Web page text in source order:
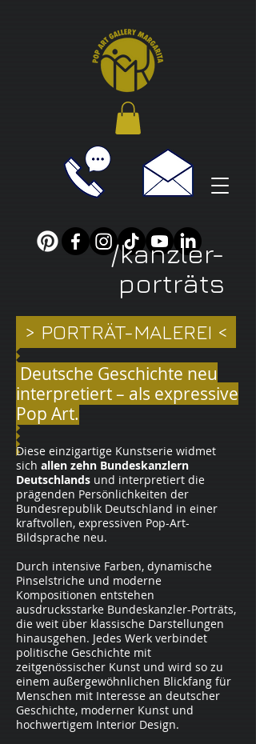
/kanzler-
porträts
> PORTRÄT-MALEREI <
Deutsche Geschichte neu
interpretiert – als expressive
Pop Art.
Diese einzigartige Kunstserie widmet
sich allen zehn Bundeskanzlern
Deutschlands und interpretiert die
prägenden Persönlichkeiten der
Bundesrepublik Deutschland in einer
kraftvollen, expressiven Pop-Art-
Bildsprache neu.
Durch intensive Farben, dynamische
Pinselstriche und moderne
Kompositionen entstehen
ausdrucksstarke Bundeskanzler-Porträts,
die weit über klassische Darstellungen
hinausgehen. Jedes Werk verbindet
politische Geschichte mit
zeitgenössischer Kunst und wird so zu
einem außergewöhnlichen Blickfang für
Menschen mit Interesse an deutscher
Geschichte, moderner Kunst und
hochwertigem Interior Design.